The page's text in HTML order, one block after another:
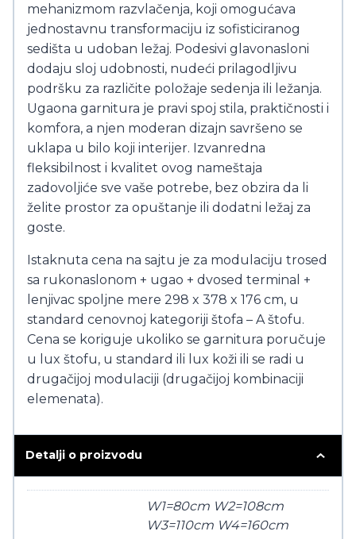
mehanizmom razvlačenja, koji omogućava
jednostavnu transformaciju iz sofisticiranog
sedišta u udoban ležaj. Podesivi glavonasloni
dodaju sloj udobnosti, nudeći prilagodljivu
podršku za različite položaje sedenja ili ležanja.
Ugaona garnitura je pravi spoj stila, praktičnosti i
komfora, a njen moderan dizajn savršeno se
uklapa u bilo koji interijer. Izvanredna
fleksibilnost i kvalitet ovog nameštaja
zadovoljiće sve vaše potrebe, bez obzira da li
želite prostor za opuštanje ili dodatni ležaj za
goste.
Istaknuta cena na sajtu je za modulaciju trosed
sa rukonaslonom + ugao + dvosed terminal +
lenjivac spoljne mere 298 x 378 x 176 cm, u
standard cenovnoj kategoriji štofa – A štofu.
Cena se koriguje ukoliko se garnitura poručuje
u lux štofu, u standard ili lux koži ili se radi u
drugačijoj modulaciji (drugačijoj kombinaciji
elemenata).
Detalji o proizvodu
W1=80cm W2=108cm
W3=110cm W4=160cm